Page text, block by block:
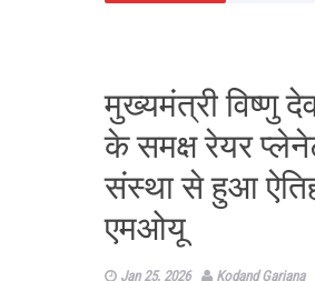
मुख्यमंत्री विष्णु
के समक्ष रेयर
संस्था से हुआ
एमओयू
Jan 25, 2026 Kodand Garjana